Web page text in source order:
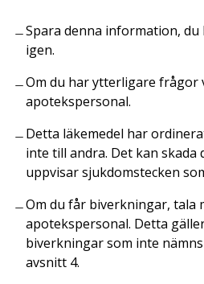
Spara denna information, du
igen.
Om du har ytterligare frågor
apotekspersonal.
Detta läkemedel har
inte till andra. Det kan skada
uppvisar sjukdomstecken
Om du får biverkningar, tala
apotekspersonal. Detta
biverkningar som inte
avsnitt 4.